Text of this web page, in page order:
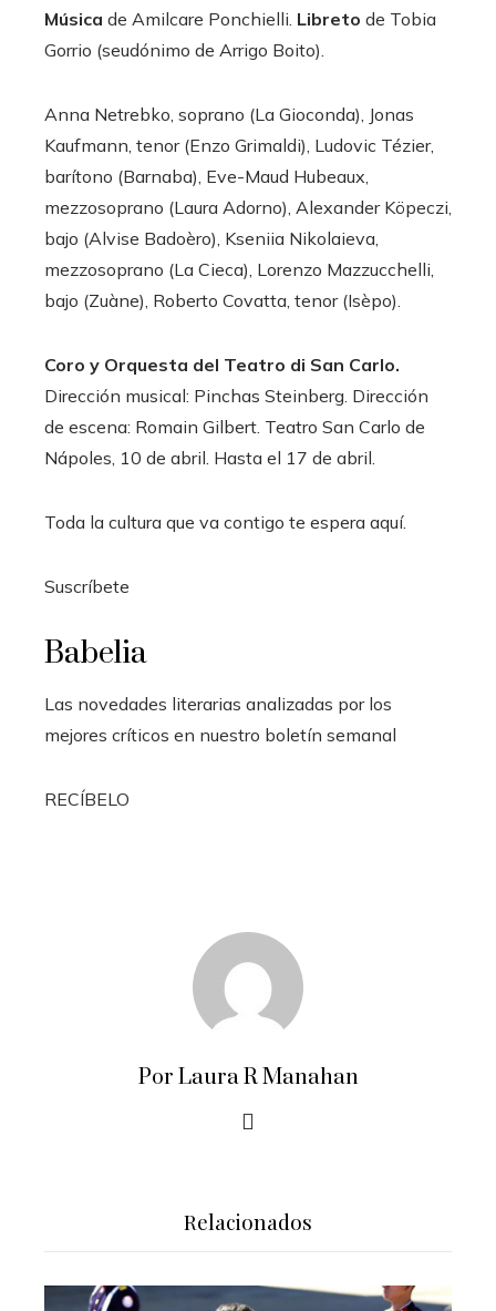
Música de Amilcare Ponchielli. Libreto de Tobia
Gorrio (seudónimo de Arrigo Boito).
Anna Netrebko, soprano (La Gioconda), Jonas
Kaufmann, tenor (Enzo Grimaldi), Ludovic Tézier,
barítono (Barnaba), Eve-Maud Hubeaux,
mezzosoprano (Laura Adorno), Alexander Köpeczi,
bajo (Alvise Badoèro), Kseniia Nikolaieva,
mezzosoprano (La Cieca), Lorenzo Mazzucchelli,
bajo (Zuàne), Roberto Covatta, tenor (Isèpo).
Coro y Orquesta del Teatro di San Carlo.
Dirección musical: Pinchas Steinberg. Dirección
de escena: Romain Gilbert. Teatro San Carlo de
Nápoles, 10 de abril. Hasta el 17 de abril.
Toda la cultura que va contigo te espera aquí.
Suscríbete
Babelia
Las novedades literarias analizadas por los
mejores críticos en nuestro boletín semanal
RECÍBELO
Por Laura R Manahan
Relacionados